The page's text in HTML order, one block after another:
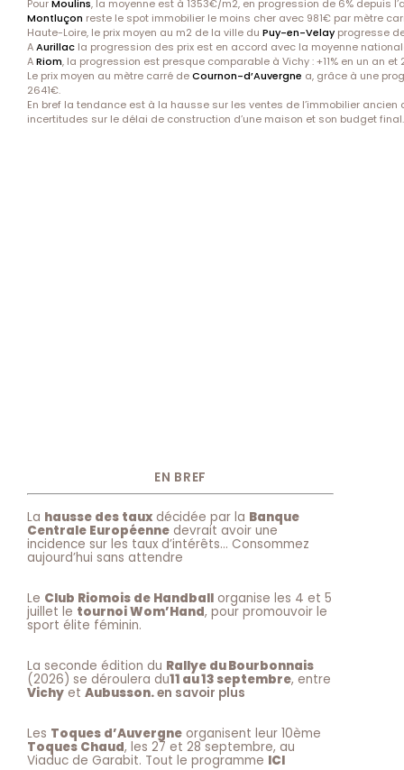
PourMoulins, la moyenne est à 1353€/m2, en progression de 6% depuis
Montluçon reste le spot immobilier le moins cher avec 981€ par mètre
Haute-Loire, le prix moyen au m2 de la ville du Puy-en-Velayprogresse de
AAurillac la progression des prix est en accord avec la moyenne
ARiom, la progression est presque comparable à Vichy : +11% en un an
Le prix moyen au mètre carré deCournon-d’Auvergne a, grâce à une
2641€.
En bref la tendance est à la hausse sur les ventes de l’immobilier
incertitudes sur le délai de construction d’une maison et son budget final.
EN BREF
La hausse des taux décidée par la Banque
Centrale Européenne devrait avoir une
incidence sur les taux d’intérêts… Consommez
aujourd’hui sans attendre
Le Club Riomois de Handball organise les 4 et 5
juillet le tournoi Wom’Hand, pour promouvoir le
sport élite féminin.
La seconde édition du Rallye du Bourbonnais
(2026) se déroulera du11 au 13 septembre, entre
Vichy et Aubusson.en savoir plus
Les Toques d’Auvergne organisent leur 10ème
Toques Chaud, les 27 et 28 septembre, au
Viaduc de Garabit. Tout le programme ICI